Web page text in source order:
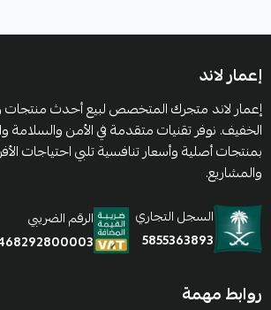
إعمار لاند
إعمار لاند متجرك المتخصص لبيع أحدث منتجات
الخفيف. نوفر تقنيات متقدمة في الأمن والسلامة
بمنتجات أصلية وأسعار تنافسية تلبي احتياجات
والمشاريع.
السجل التجاري
5855363893
الرقم الضريبي
روابط مهمة